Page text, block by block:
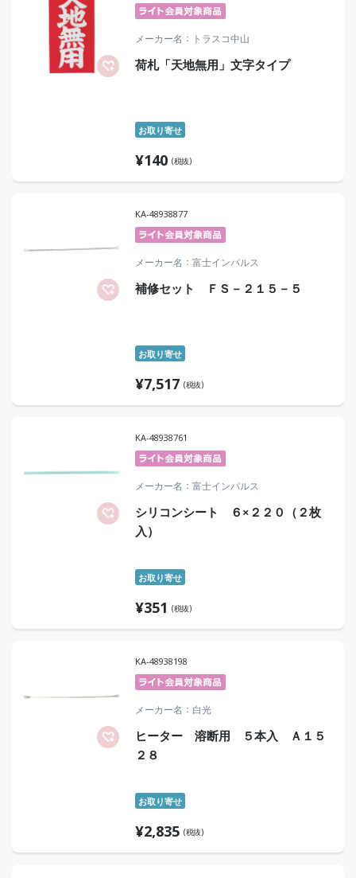
メーカー名 トラスコ中山
荷札「天地無用」文字タイプ
お取り寄せ
¥140 (税抜)
KA-48938877
メーカー名 富士インパルス
補修セット ＦＳ－２１５－５
お取り寄せ
¥7,517 (税抜)
KA-48938761
メーカー名 富士インパルス
シリコンシート ６×２２０（２枚
入）
お取り寄せ
¥351 (税抜)
KA-48938198
メーカー名 白光
ヒーター 溶断用 ５本入 Ａ１５
２８
お取り寄せ
¥2,835 (税抜)